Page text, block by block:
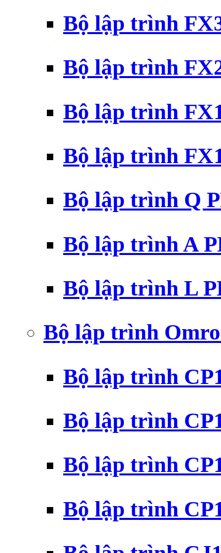
Bộ lập trình
Bộ lập trình
Bộ lập trình
Bộ lập trình
Bộ lập trình Q
Bộ lập trình A
Bộ lập trình L
Bộ lập trình
Bộ lập trình
Bộ lập trình
Bộ lập trình
Bộ lập trình